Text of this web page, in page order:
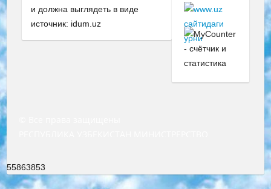
и должна выглядеть в виде
источник: idum.uz
55863853